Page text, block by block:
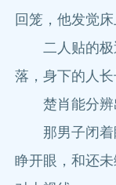
回笼，他发觉床
二人贴的极
落，身下的人长
楚肖能分辨
那男子闭着
睁开眼，和还